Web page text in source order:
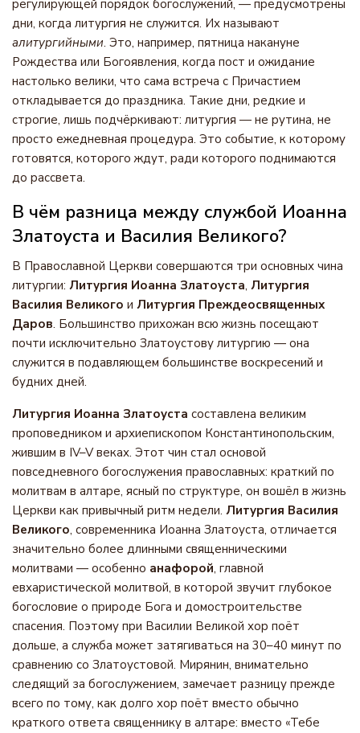
регулирующей порядок богослужений, — предусмотрены
дни, когда литургия не служится. Их называют
алитургийными. Это, например, пятница накануне
Рождества или Богоявления, когда пост и ожидание
настолько велики, что сама встреча с Причастием
откладывается до праздника. Такие дни, редкие и
строгие, лишь подчёркивают: литургия — не рутина, не
просто ежедневная процедура. Это событие, к которому
готовятся, которого ждут, ради которого поднимаются
до рассвета.
В чём разница между службой Иоанна
Златоуста и Василия Великого?
В Православной Церкви совершаются три основных чина
литургии: Литургия Иоанна Златоуста, Литургия
Василия Великого и Литургия Преждеосвященных
Даров. Большинство прихожан всю жизнь посещают
почти исключительно Златоустову литургию — она
служится в подавляющем большинстве воскресений и
будних дней.
Литургия Иоанна Златоуста составлена великим
проповедником и архиепископом Константинопольским,
жившим в IV–V веках. Этот чин стал основой
повседневного богослужения православных: краткий по
молитвам в алтаре, ясный по структуре, он вошёл в жизнь
Церкви как привычный ритм недели. Литургия Василия
Великого, современника Иоанна Златоуста, отличается
значительно более длинными священническими
молитвами — особенно анафорой, главной
евхаристической молитвой, в которой звучит глубокое
богословие о природе Бога и домостроительстве
спасения. Поэтому при Василии Великой хор поёт
дольше, а служба может затягиваться на 30–40 минут по
сравнению со Златоустовой. Мирянин, внимательно
следящий за богослужением, замечает разницу прежде
всего по тому, как долго хор поёт вместо обычно
краткого ответа священнику в алтаре: вместо «Тебе